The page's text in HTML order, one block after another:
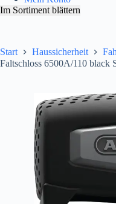
Im Sortiment blättern
Start Haussicherheit
Faltschloss 6500A/110